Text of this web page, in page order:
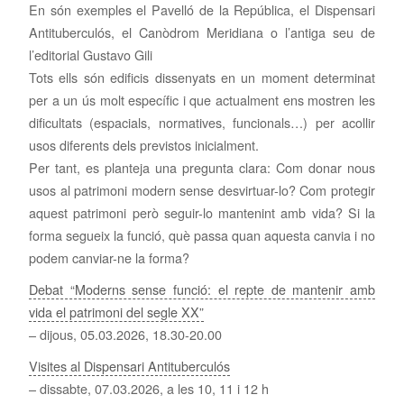
En són exemples el Pavelló de la República, el Dispensari
Antituberculós, el Canòdrom Meridiana o l’antiga seu de
l’editorial Gustavo Gili
Tots ells són edificis dissenyats en un moment determinat
per a un ús molt específic i que actualment ens mostren les
dificultats (espacials, normatives, funcionals…) per acollir
usos diferents dels previstos inicialment.
Per tant, es planteja una pregunta clara: Com donar nous
usos al patrimoni modern sense desvirtuar-lo? Com protegir
aquest patrimoni però seguir-lo mantenint amb vida? Si la
forma segueix la funció, què passa quan aquesta canvia i no
podem canviar-ne la forma?
Debat “Moderns sense funció: el repte de mantenir amb
vida el patrimoni del segle XX”
– dijous, 05.03.2026, 18.30-20.00
Visites al Dispensari Antituberculós
– dissabte, 07.03.2026, a les 10, 11 i 12 h